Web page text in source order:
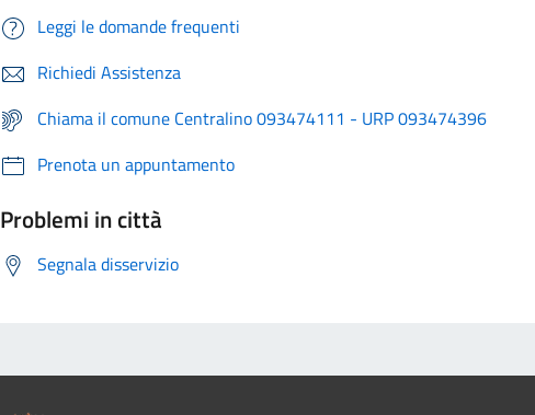
Leggi le domande frequenti
Richiedi Assistenza
Chiama il comune Centralino 093474111 - URP 093474396
Prenota un appuntamento
Problemi in città
Segnala disservizio